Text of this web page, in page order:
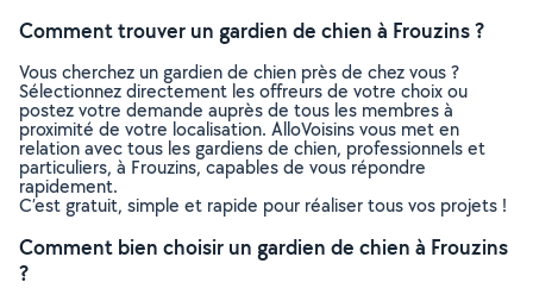
Comment trouver un gardien de chien à Frouzins ?
Vous cherchez un gardien de chien près de chez vous ?
Sélectionnez directement les offreurs de votre choix ou
postez votre demande auprès de tous les membres à
proximité de votre localisation. AlloVoisins vous met en
relation avec tous les gardiens de chien, professionnels et
particuliers, à Frouzins, capables de vous répondre
rapidement.
C’est gratuit, simple et rapide pour réaliser tous vos projets !
Comment bien choisir un gardien de chien à Frouzins
?